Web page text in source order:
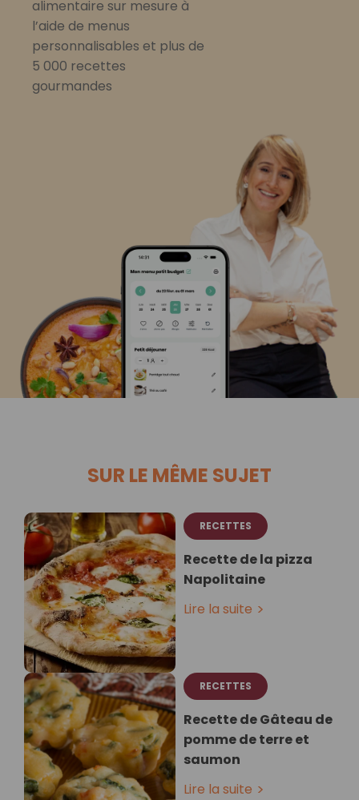
alimentaire sur mesure à
l’aide de menus
personnalisables et plus de
5 000 recettes
gourmandes
SUR LE MÊME SUJET
RECETTES
Recette de la pizza
Napolitaine
Lire la suite
RECETTES
Recette de Gâteau de
pomme de terre et
saumon ⁣
Lire la suite